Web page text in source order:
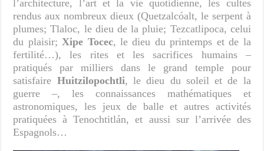
l’architecture, l’art et la vie quotidienne, les cultes
rendus aux nombreux dieux (Quetzalcóalt, le serpent à
plumes; Tlaloc, le dieu de la pluie; Tezcatlipoca, celui
du plaisir;Xipe Tocec, le dieu du printemps et de la
fertilité…), les rites et les sacrifices humains –
pratiqués par milliers dans le grand temple pour
satisfaire Huitzilopochtli, le dieu du soleil et de la
guerre –, les connaissances mathématiques et
astronomiques, les jeux de balle et autres activités
pratiquées à Tenochtitlán, et aussi sur l’arrivée des
Espagnols…